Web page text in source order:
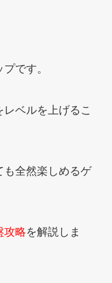
です。
ベルを上げるこ
も全然楽しめるゲ
攻略を解説しま